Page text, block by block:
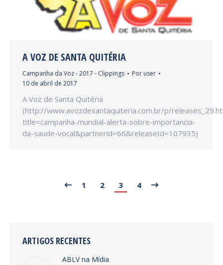
A VOZ DE SANTA QUITÉRIA
Campanha da Voz - 2017 - Clippings Por user
10 de abril de 2017
A Voz de Santa Quitéria
(http://www.avozdesantaquiteria.com.br/p/
title=campanha-mundial-alerta-sobre-importancia-
da-saude-vocal&partnerid=66&releaseId=107935)
1 2 3 4
ARTIGOS RECENTES
ABLV na Mídia